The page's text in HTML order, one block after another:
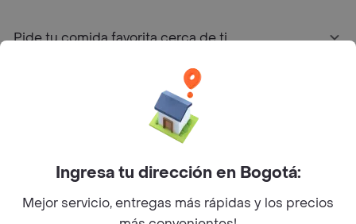
Pide tu comida favorita cerca de ti
Sobre RappiIngresa tu dirección en Bogotá:
Mejor servicio, entregas más rápidas y los precios